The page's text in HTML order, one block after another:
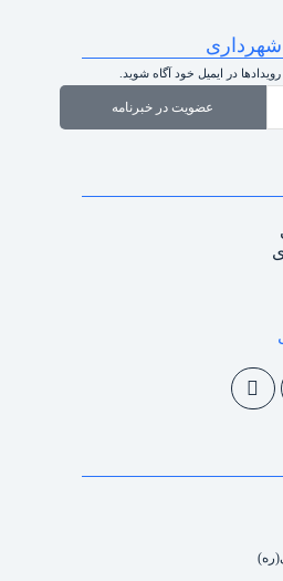
شهرداری
در ایمیل خود آگاه شوید.
عضویت در خبرنامه